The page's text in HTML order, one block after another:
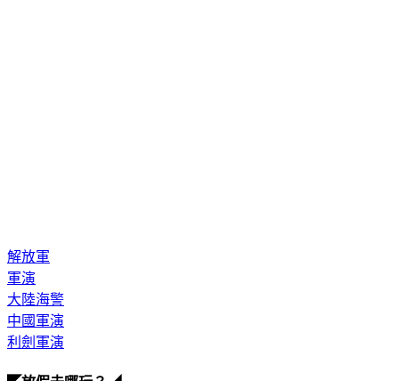
軍演
大陸海警
中國軍演
利劍軍演